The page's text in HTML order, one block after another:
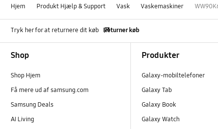
Hjem Produkt Hjælp & Support Vask Vaskemaskiner
Tryk her for at returnere dit køb Returner køb
Shop
Shop Hjem
Få mere ud af samsung.com
Samsung Deals
AI Living
Produkter
Galaxy-mobiltelefoner
Galaxy Tab
Galaxy Book
Galaxy Watch